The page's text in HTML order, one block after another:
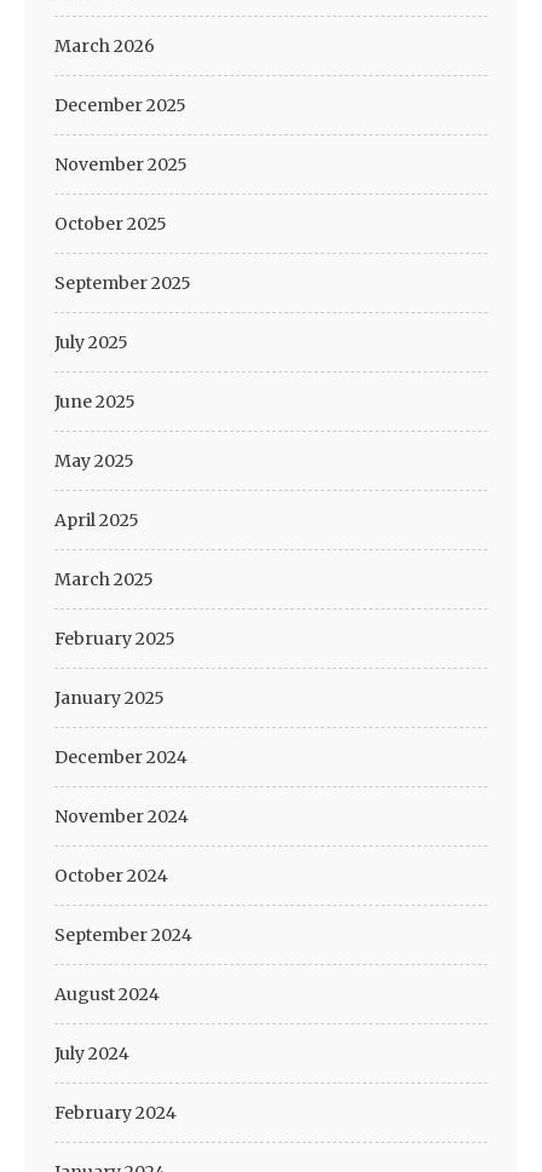
March 2026
December 2025
November 2025
October 2025
September 2025
July 2025
June 2025
May 2025
April 2025
March 2025
February 2025
January 2025
December 2024
November 2024
October 2024
September 2024
August 2024
July 2024
February 2024